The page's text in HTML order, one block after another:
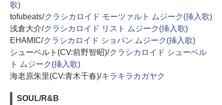
歌)
tofubeats/クラシカロイド モーツァルト ムジーク(挿入歌)
浅倉大介/クラシカロイド リスト ムジーク(挿入歌)
EHAMIC/クラシカロイド ショパン ムジーク(挿入歌)
シューベルト(CV:前野智昭)/クラシカロイド シューベル
ト ムジーク(挿入歌)
海老原朱里(CV:青木千春)/キラキラカガヤク
SOUL/R&B